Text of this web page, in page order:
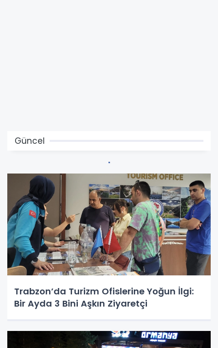
Güncel
Trabzon’da Turizm Ofislerine Yoğun İlgi:
Bir Ayda 3 Bini Aşkın Ziyaretçi